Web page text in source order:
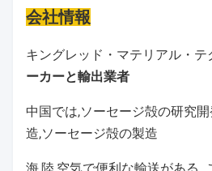
会社情報
キングレッド・マテリアル・
ーカーと輸出業者
中国では,ソーセージ殻の研究
造,ソーセージ殻の製造
海,陸,空気で便利な輸送がある.